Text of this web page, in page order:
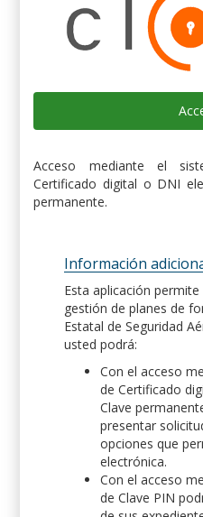
Acceso mediante el
Certificado digital o DNI
permanente.
Información
Esta aplicación
gestión de planes de
Estatal de Seguridad
usted podrá:
Con el acceso
de Certificado
Clave
presentar
opciones que
electrónica.
Con el acceso
de Clave PIN